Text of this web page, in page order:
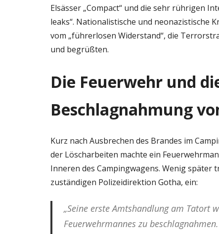
Elsässer „Compact“ und die sehr rührigen
leaks“. Nationalistische und neonazistische
vom „führerlosen Widerstand“, die
und begrüßten.
Die Feuerwehr und
Beschlagnahmung
Kurz nach Ausbrechen des Brandes im
der Löscharbeiten machte ein
Inneren des Campingwagens. Wenig später
zuständigen Polizeidirektion Gotha, ein:
„Seine erste Amtshandlung am Tatort
Feuerwehrmannes zu